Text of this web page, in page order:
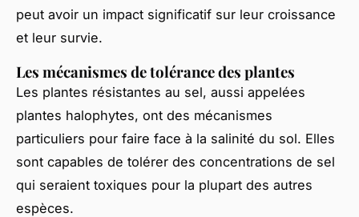
peut avoir un impact significatif sur leur croissance
et leur survie.
Les mécanismes de tolérance des plantes
Les plantes résistantes au sel, aussi appelées
plantes halophytes, ont des mécanismes
particuliers pour faire face à la salinité du sol. Elles
sont capables de tolérer des concentrations de sel
qui seraient toxiques pour la plupart des autres
espèces.